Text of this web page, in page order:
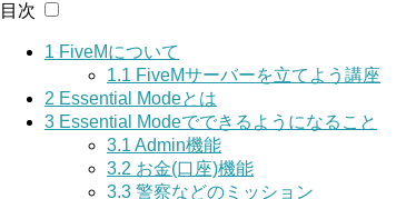
目次
1 FiveMについて
1.1 FiveMサーバーを立てよう講座
2 Essential Modeとは
3 Essential Modeでできるようになること
3.1 Admin機能
3.2 お金(口座)機能
3.3 警察などのミッション